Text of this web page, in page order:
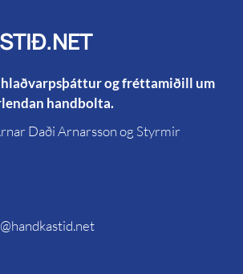
og fréttamiðill um
handbolta.
Daði Arnarsson og Styrmir
@handkastid.net